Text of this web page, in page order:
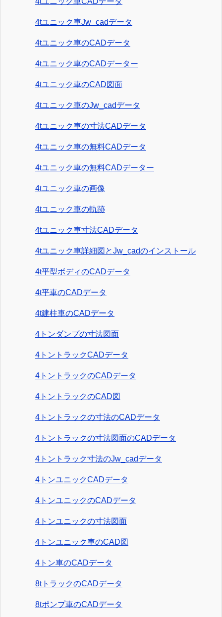
4tユニック車Jw_cadデータ
4tユニック車のCADデータ
4tユニック車のCADデーター
4tユニック車のCAD図面
4tユニック車のJw_cadデータ
4tユニック車の寸法CADデータ
4tユニック車の無料CADデータ
4tユニック車の無料CADデーター
4tユニック車の画像
4tユニック車の軌跡
4tユニック車寸法CADデータ
4tユニック車詳細図とJw_cadのインストール
4t平型ボディのCADデータ
4t平車のCADデータ
4t建柱車のCADデータ
4トンダンプの寸法図面
4トントラックCADデータ
4トントラックのCADデータ
4トントラックのCAD図
4トントラックの寸法のCADデータ
4トントラックの寸法図面のCADデータ
4トントラック寸法のJw_cadデータ
4トンユニックCADデータ
4トンユニックのCADデータ
4トンユニックの寸法図面
4トンユニック車のCAD図
4トン車のCADデータ
8tトラックのCADデータ
8tポンプ車のCADデータ